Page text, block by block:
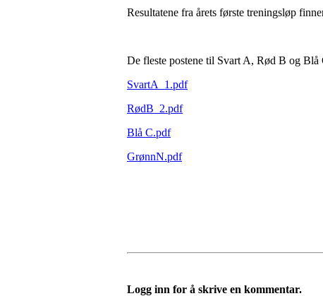
Resultatene fra årets første treningsløp
De fleste postene til Svart A, Rød B og Blå
SvartA_1.pdf
RødB_2.pdf
Blå C.pdf
GrønnN.pdf
Logg inn for å skrive en kommentar.